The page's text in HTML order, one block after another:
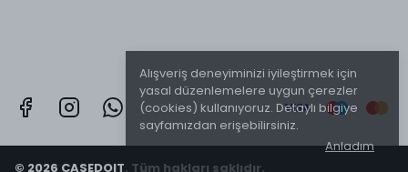
Alışveriş deneyiminizi iyileştirmek için
yasal düzenlemelere uygun çerezler
(cookies) kullanıyoruz. Detaylı bilgiye
sayfamızdan erişebilirsiniz.
Anladım
© 2026 CASEDOIT. Tüm hakları saklıdır.